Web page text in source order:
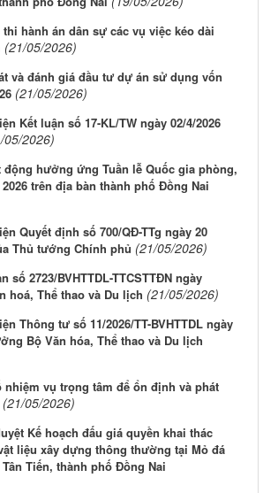
hành án dân sự các vụ việc kéo dài
(21/05/2026)
và đánh giá đầu tư dự án sử dụng vốn
(21/05/2026)
Kết luận số 17-KL/TW ngày 02/4/2026
05/2026)
động hưởng ứng Tuần lễ Quốc gia phòng,
trên địa bàn thành phố Đồng Nai
Quyết định số 700/QĐ-TTg ngày 20
Thủ tướng Chính phủ (21/05/2026)
số 2723/BVHTTDL-TTCSTTĐN ngày
hoá, Thể thao và Du lịch (21/05/2026)
Thông tư số 11/2026/TT-BVHTTDL ngày
Bộ Văn hóa, Thể thao và Du lịch
nhiệm vụ trọng tâm để ổn định và phát
(21/05/2026)
Kế hoạch đấu giá quyền khai thác
liệu xây dựng thông thường tại Mỏ đá
Tiến, thành phố Đồng Nai